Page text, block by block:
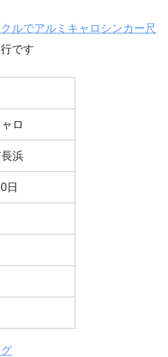
ルでアルミキャロシンカー尺
です
ロ
浜
日